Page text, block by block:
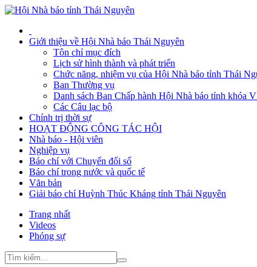
Giới thiệu về Hội Nhà báo Thái Nguyên
Tôn chỉ mục đích
Lịch sử hình thành và phát triển
Chức năng, nhiệm vụ của Hội Nhà báo tỉnh Thái
Ban Thường vụ
Danh sách Ban Chấp hành Hội Nhà báo tỉnh khóa
Các Câu lạc bộ
Chính trị thời sự
HOẠT ĐỘNG CÔNG TÁC HỘI
Nhà báo - Hội viên
Nghiệp vụ
Báo chí với Chuyển đổi số
Báo chí trong nước và quốc tế
Văn bản
Giải báo chí Huỳnh Thúc Kháng tỉnh Thái Nguyên
Trang nhất
Videos
Phóng sự